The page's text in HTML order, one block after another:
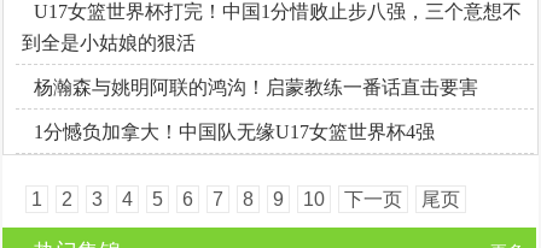
U17女篮世界杯打完！中国1分惜败止步八强，三个意想不
到全是小姑娘的狠活
杨瀚森与姚明阿联的鸿沟！启蒙教练一番话直击要害
1分憾负加拿大！中国队无缘U17女篮世界杯4强
1 2 3 4 5 6 7 8 9 10 下一页 尾页